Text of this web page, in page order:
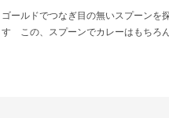
ゴールドでつなぎ目の無いスプーン
す この、スプーンでカレーはもちろ